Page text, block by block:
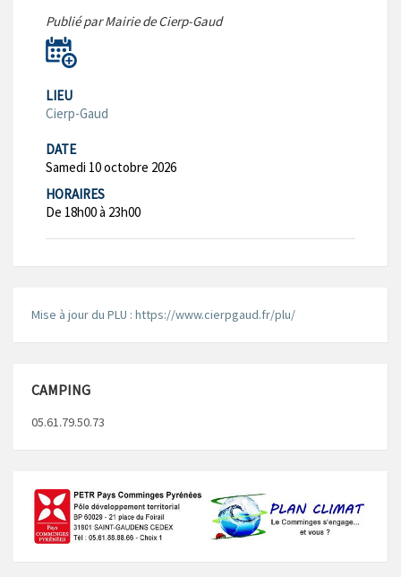
Publié par Mairie de Cierp-Gaud
LIEU
Cierp-Gaud
DATE
Samedi 10 octobre 2026
HORAIRES
De 18h00 à 23h00
Mise à jour du PLU : https://www.cierpgaud.fr/plu/
CAMPING
05.61.79.50.73